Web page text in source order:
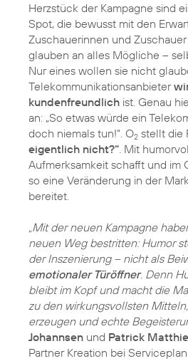
Herzstück der Kampagne sind
Spot, die bewusst mit den
Zuschauerinnen und
glauben an alles Mögliche –
Nur eines wollen sie nicht
Telekommunikationsanbieter
kundenfreundlich ist. Genau
an: „So etwas würde ein
doch niemals tun!“. O2 stellt die
eigentlich nicht?“. Mit
Aufmerksamkeit schafft und im
so eine Veränderung in der
bereitet.
„Mit der neuen Kampagne
neuen Weg bestritten: Humor
der Inszenierung – nicht als
emotionaler Türöffner. Denn
bleibt im Kopf und macht die
zu den wirkungsvollsten
erzeugen und echte
Johannsen und Patrick
Partner Kreation bei